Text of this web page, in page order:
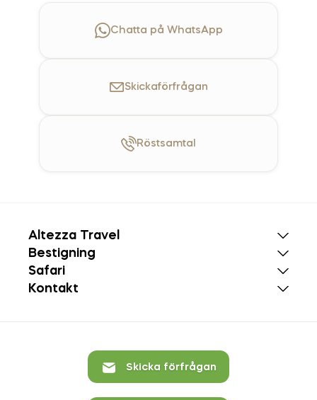
Chatta på WhatsApp
Skickaförfrågan
Röstsamtal
Altezza Travel
Bestigning
Safari
Kontakt
Skicka förfrågan